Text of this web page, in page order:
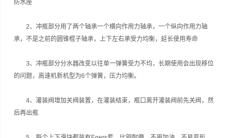
防水座
2、冲瓶部分用了两个轴承一个横向作用力轴承，一个纵向作用力轴
承，不是之前的圆锥棍子轴承，上下左右承受力均衡，延长使用寿命
3、冲瓶部分分水器改变以往单一弹簧受力不均，长期使用会出现移位
的问题，高速机新机型为6个弹簧，压力均衡。
4、灌装阀增加关阀装置，在灌装结束，瓶口离开灌装阀前先关阀，然
后再出瓶